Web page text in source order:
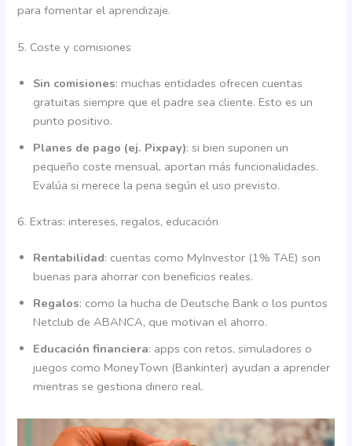
para fomentar el aprendizaje.
5. Coste y comisiones
Sin comisiones: muchas entidades ofrecen cuentas
gratuitas siempre que el padre sea cliente. Esto es un
punto positivo.
Planes de pago (ej. Pixpay): si bien suponen un
pequeño coste mensual, aportan más funcionalidades.
Evalúa si merece la pena según el uso previsto.
6. Extras: intereses, regalos, educación
Rentabilidad: cuentas como MyInvestor (1% TAE) son
buenas para ahorrar con beneficios reales.
Regalos: como la hucha de Deutsche Bank o los puntos
Netclub de ABANCA, que motivan el ahorro.
Educación financiera: apps con retos, simuladores o
juegos como MoneyTown (Bankinter) ayudan a aprender
mientras se gestiona dinero real.